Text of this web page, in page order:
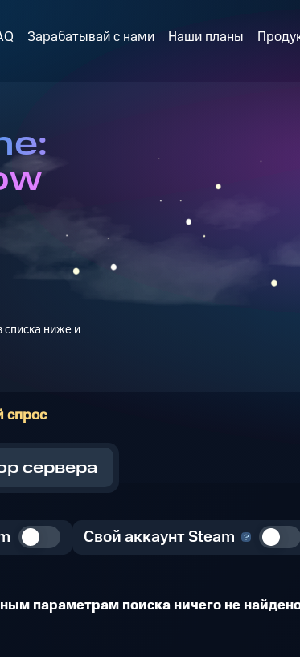
Зарабатывай с нами Наши планы
ниже и
спрос
сервера
Свой аккаунт Steam
параметрам поиска ничего не